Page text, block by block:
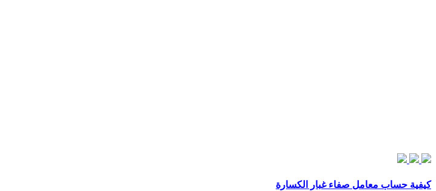
كيفية حساب معامل صفاء غبار الكسارة